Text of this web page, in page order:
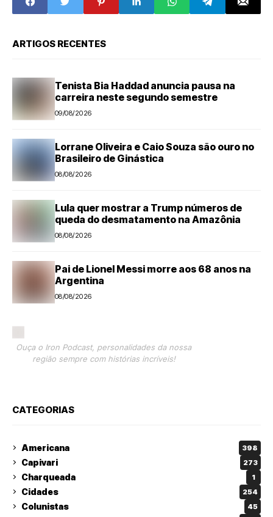
Municipal
ARTIGOS RECENTES
Tenista Bia Haddad anuncia pausa na
carreira neste segundo semestre
09/08/2026
Lorrane Oliveira e Caio Souza são ouro no
Brasileiro de Ginástica
08/08/2026
Lula quer mostrar a Trump números de
queda do desmatamento na Amazônia
08/08/2026
Pai de Lionel Messi morre aos 68 anos na
Argentina
08/08/2026
Ouça o Iron Podcast, personalidades da nossa
região sempre com histórias incríveis!
CATEGORIAS
Americana 398
Capivari 273
Charqueada 1
Cidades 254
Colunistas 45